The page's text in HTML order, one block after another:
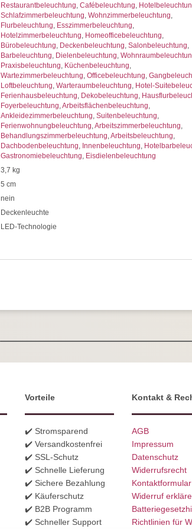
Restaurantbeleuchtung, Cafébeleuchtung,
Schlafzimmerbeleuchtung, Wohnzimmerbeleuchtung,
Flurbeleuchtung, Esszimmerbeleuchtung,
Hotelzimmerbeleuchtung, Homeofficebeleuchtung,
Bürobeleuchtung, Deckenbeleuchtung, Salonbeleuchtung,
Barbeleuchtung, Dielenbeleuchtung,
Praxisbeleuchtung, Küchenbeleuchtung,
Wartezimmerbeleuchtung, Officebeleuchtung,
Loftbeleuchtung, Warteraumbeleuchtung, Hotel-
Ferienhausbeleuchtung, Dekobeleuchtung,
Foyerbeleuchtung,Arbeitsflächenbeleuchtung,
Ankleidezimmerbeleuchtung, Suitenbeleuchtung,
Ferienwohnungbeleuchtung,Arbeitszimmerbeleuchtung,
Behandlungszimmerbeleuchtung,Arbeitsbeleuchtung,
Dachbodenbeleuchtung, Innenbeleuchtung,
Gastronomiebeleuchtung, Eisdielenbeleuchtung
3,7 kg
5 cm
nein
Deckenleuchte
LED-Technologie
Vorteile
✔️ Stromsparend
✔️ Versandkostenfrei
✔️ SSL-Schutz
✔️ Schnelle Lieferung
✔️ Sichere Bezahlung
✔️ Käuferschutz
✔️ B2B Programm
✔️ Schneller Support
Kontakt &
AGB
Impressum
Datenschutz
Widerrufsrecht
Kontaktformular
Widerruf
Richtlinien für